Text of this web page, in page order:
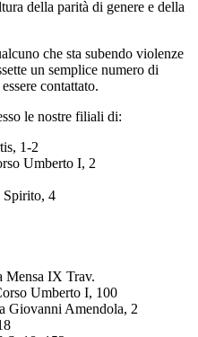
della parità di genere e della
che sta subendo violenze
un semplice numero di
contattato.
le nostre filiali di:
1-2
Umberto I, 2
Spirito, 4
Mensa IX Trav.
Umberto I, 100
Giovanni Amendola, 2